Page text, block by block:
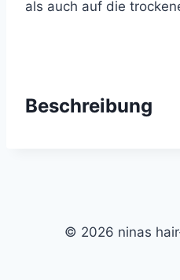
als auch auf die
Beschreibung
© 2026 ninas